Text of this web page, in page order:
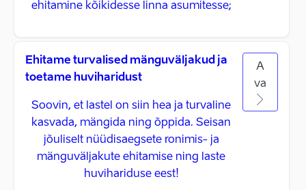
ehitamine kõikidesse linna asumitesse;
Ehitame turvalised mänguväljakud ja
toetame huviharidust
Soovin, et lastel on siin hea ja turvaline
kasvada, mängida ning õppida. Seisan
jõuliselt nüüdisaegsete ronimis- ja
mänguväljakute ehitamise ning laste
huvihariduse eest!
A
va